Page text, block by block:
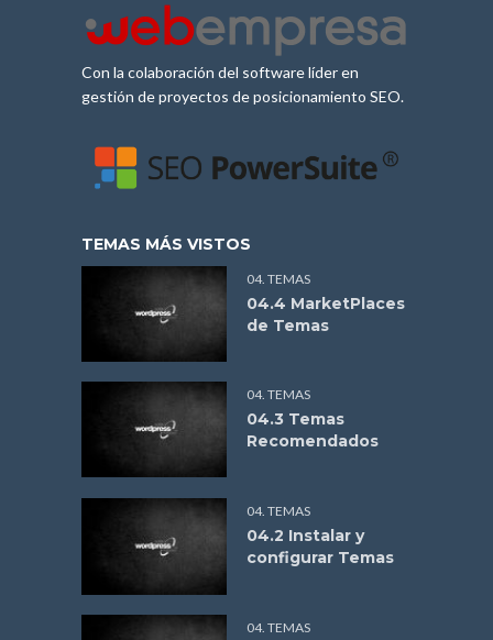
Con la colaboración del software líder en
gestión de proyectos de posicionamiento SEO.
TEMAS MÁS VISTOS
04. TEMAS
04.4 MarketPlaces
de Temas
04. TEMAS
04.3 Temas
Recomendados
04. TEMAS
04.2 Instalar y
configurar Temas
04. TEMAS